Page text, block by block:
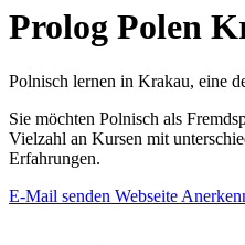
Prolog Polen
Polnisch lernen in Krakau, eine
Sie möchten Polnisch als
Vielzahl an Kursen mit
Erfahrungen.
E-Mail senden Webseite